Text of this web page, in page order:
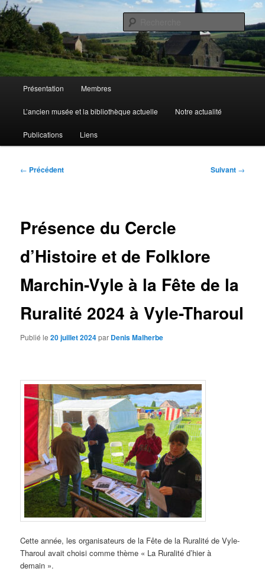
Aller
au
contenu
principalCercle Royal d'Histoire et de
Folklore
de Marchin-Vyle
principal
Présentation Membres
L’ancien musée et la bibliothèque actuelle Notre actualité
Publications Liens
Navigation
← Précédent Suivant →
Présence du Cercle
d’Histoire et de Folklore
Marchin-Vyle à la Fête de la
Ruralité 2024 à Vyle-Tharoul
Publié le20 juillet 2024par Denis Malherbe
Cette année, les organisateurs de la Fête de la Ruralité de Vyle-
Tharoul avait choisi comme thème « La Ruralité d’hier à
demain ».